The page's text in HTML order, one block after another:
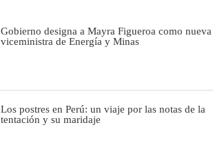
Gobierno designa a Mayra Figueroa como nueva
viceministra de Energía y Minas
Los postres en Perú: un viaje por las notas de la
tentación y su maridaje